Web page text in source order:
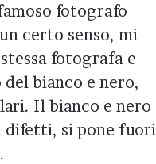
fotografo
certo senso, mi
fotografa e
bianco e nero,
Il bianco e nero
difetti, si pone fuori